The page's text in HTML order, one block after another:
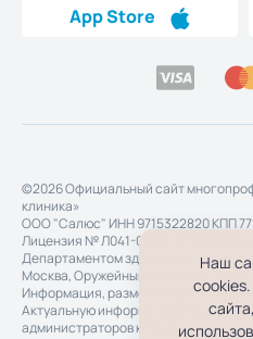
App Store
©2026 Официальный сайт
клиника»
ООО "Салюс" ИНН 9715322820 КПП
Лицензия № Л041-01137-77/00366834
Департаментом здравоохранения г.
Москва, Оружейный пер., д. 43.
Информация, размещенная на сайте,
Актуальную информацию о ценах,
администраторов клиники
Наш